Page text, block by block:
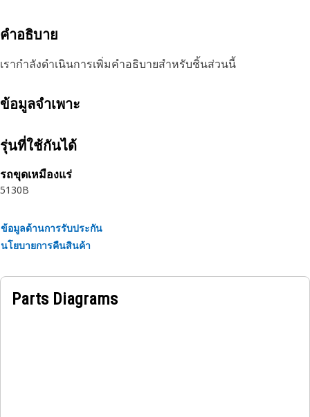
คำอธิบาย
เรากำลังดำเนินการเพิ่มคำอธิบายสำหรับชิ้นส่วนนี้
ข้อมูลจำเพาะ
รุ่นที่ใช้กันได้
รถขุดเหมืองแร่
5130B
ข้อมูลด้านการรับประกัน
นโยบายการคืนสินค้า
Parts Diagrams